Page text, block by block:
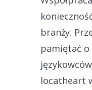
branży.
pamiętać o
locatheart